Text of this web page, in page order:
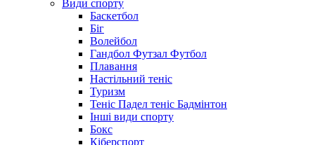
Види спорту
Баскетбол
Біг
Волейбол
Гандбол Футзал Футбол
Плавання
Настільний теніс
Туризм
Теніс Падел теніс Бадмінтон
Інші види спорту
Бокс
Кіберспорт